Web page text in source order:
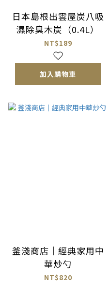
日本島根出雲屋炭八吸
濕除臭木炭（0.4L）
NT$189
加入購物車
釜淺商店｜經典家用中
華炒勺
NT$820